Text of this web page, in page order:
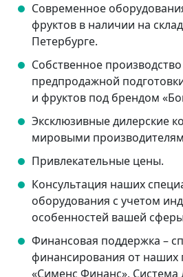
Современное
фруктов в наличии на
Петербурге.
Собственное
предпродажной
и фруктов под брендом
Эксклюзивные дилерские
мировыми
Привлекательные цены.
Консультация наших
оборудования с учетом
особенностей вашей
Финансовая поддержка –
финансирования от наших
«Сименс Финанс», Система